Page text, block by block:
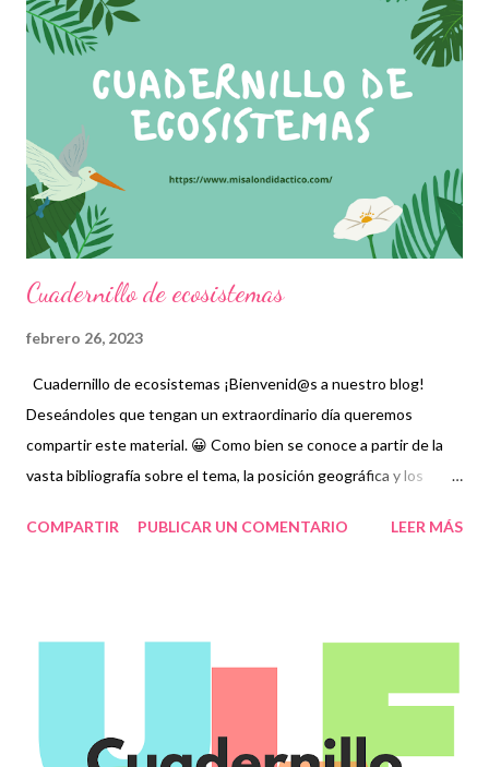
que, en ocasiones, al estar varios días sin hacer tareas o trabajos
los niños suelen olvidar algunas cuestiones. Es importante
mencionar que en el repaso se recomienda incluir aquellos
temas que observen como de mayor complejidad pues es en
donde se debe prestar más atención tanto por parte de
docentes como por parte de alumnos. Por tanto, en un repaso
no es necesario incluir todas las asignatu...
Cuadernillo de ecosistemas
febrero 26, 2023
Cuadernillo de ecosistemas ¡Bienvenid@s a nuestro blog!
Deseándoles que tengan un extraordinario día queremos
compartir este material. 😀 Como bien se conoce a partir de la
vasta bibliografía sobre el tema, la posición geográfica y los
disfrutar y gozar de diversos ecosistemas a lo largo y ancho del
nosotros sólo lo compartimos con fines informativos y
COMPARTIR PUBLICAR UN COMENTARIO LEER MÁS